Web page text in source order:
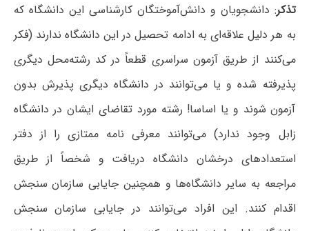
تذکر: دانشجویان و دانش‌آموختگان کارشناسی این دانشگاه که
به هر دلیل علاقه‌ای به ادامه تحصیل در این دانشگاه ندارند (فکر
می‌کنند از طریق آزمون سراسری قطعاً در کد رشته‌محل دیگری
پذیرفته شده و یا می‌توانند در دانشگاه دیگری پذیرش بدون
آزمون شوند و یا اساسا! رشته مورد تقاضای ایشان در دانشگاه
زابل وجود ندارد) می‌توانند معرفی نامه ممتازی را از دفتر
استعدادهای درخشان دانشگاه دریافت و شخصاً از طریق
مراجعه به سایر دانشگاه‌ها و همچنین جایابی سازمان سنجش
اقدام کنند. این افراد می‌توانند در جایابی سازمان سنجش